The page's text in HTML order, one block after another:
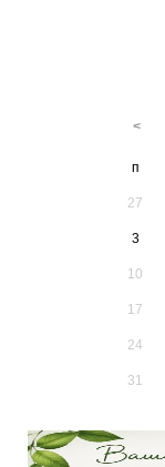
п
27
3
10
17
24
31